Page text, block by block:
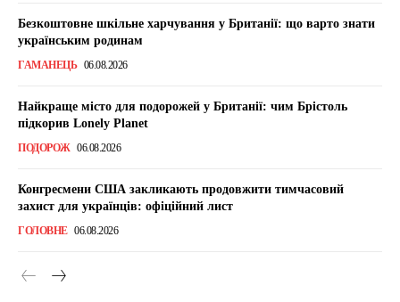
Безкоштовне шкільне харчування у Британії: що варто знати
українським родинам
ГАМАНЕЦЬ 06.08.2026
Найкраще місто для подорожей у Британії: чим Брістоль
підкорив Lonely Planet
ПОДОРОЖ 06.08.2026
Конгресмени США закликають продовжити тимчасовий
захист для українців: офіційний лист
ГОЛОВНЕ 06.08.2026